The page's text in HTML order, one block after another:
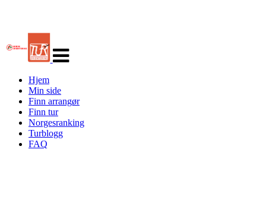
navigasjon
Hjem
Min side
Finn arrangør
Finn tur
Norgesranking
Turblogg
FAQ